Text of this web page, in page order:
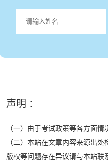
声明 ：
（一）由于考试政策等各方面
（二）本站在文章内容来源出
版权等问题存在异议请与本站联